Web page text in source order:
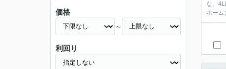
な、
ホーム
価格
～
利回り